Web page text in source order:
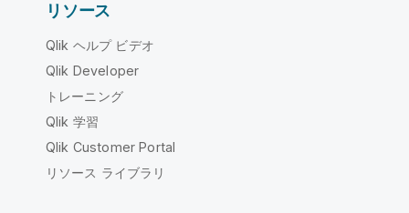
リソース
Qlik ヘルプ ビデオ
Qlik Developer
トレーニング
Qlik 学習
Qlik Customer Portal
リソース ライブラリ